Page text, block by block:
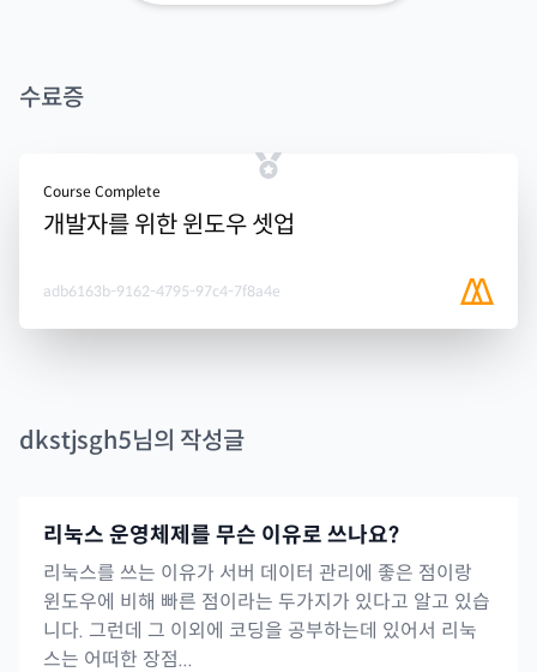
수료증
Course Complete
개발자를 위한 윈도우 셋업
adb6163b-9162-4795-97c4-7f8a4e
dkstjsgh5님의 작성글
리눅스 운영체제를 무슨 이유로 쓰나요?
리눅스를 쓰는 이유가 서버 데이터 관리에 좋은 점이랑
윈도우에 비해 빠른 점이라는 두가지가 있다고 알고 있습
니다. 그런데 그 이외에 코딩을 공부하는데 있어서 리눅
스는 어떠한 장점...